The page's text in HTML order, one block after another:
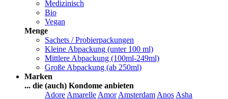
Medizinisch
Bio
Vegan
Menge
Sachets / Probierpackungen
Kleine Abpackung (unter 100 ml)
Mittlere Abpackung (100ml-249ml)
Große Abpackung (ab 250ml)
Marken
... die (auch) Kondome anbieten
Adore Amarelle Amor Amsterdam Anos Asha